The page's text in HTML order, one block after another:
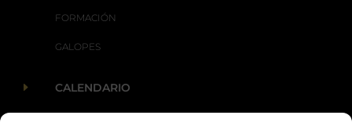
FORMACIÓN
GALOPES
E CALENDARIO